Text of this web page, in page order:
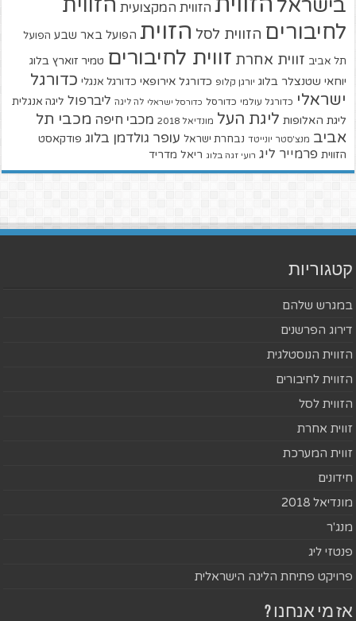
הזווית המקצועית
לחיבורים הזווית לסל הזוית הפועל באר שבע הפועל
תל אביב זווית אחרת זווית לחיבורים טמיר זוארץ בלוג
יוחאי שטנצלר בלוג יורגן קלופ כדורגל אירופאי כדורגל אנגלי כדורגל
ישראלי כדורגל עולמי כדורסל כדורסל ישראלי לה ליגה ליברפול ליגה אנגלית
ליגת האלופות ליגת העל מונדיאל 2018 מכבי חיפה מכבי תל
אביב מנצ'סטר יונייטד נבחרת ישראל עופר גולדמן בלוג פודקאסט
הזווית פרמייר ליג רועי זגה בלוג ריאל מדריד
קטגוריות
במגרש שלהם
דירוג הפרשנים
הזווית הנוסטלגית
הזווית לחיבורים
הזווית לסל
זווית אחרת
זווית המערכת
חידונים
מונדיאל 2018
מנג'ר
פנטזי ליג
פרויקט פתיחת הליגה הישראלית
אז מי אנחנו ?